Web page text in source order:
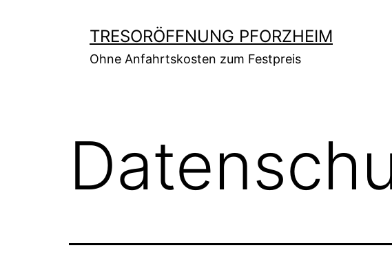
TRESORÖFFNUNG PFORZHEIM
Ohne Anfahrtskosten zum Festpreis